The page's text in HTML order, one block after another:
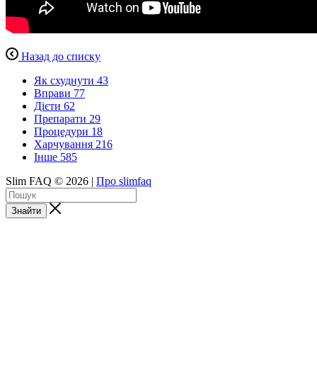
Назад до списку
Як схуднути 43
Вправи 77
Дієти 62
Препарати 29
Процедури 18
Харчування 216
Інше 585
Slim FAQ © 2026 | Про slimfaq
Знайти